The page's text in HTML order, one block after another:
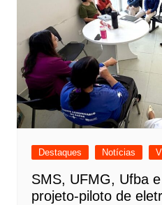
Destaques Notícias
SMS, UFMG, Ufba
projeto-piloto de